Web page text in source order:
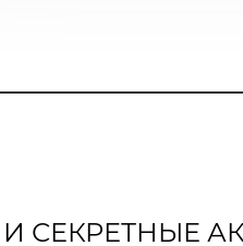
СЕКРЕТНЫЕ